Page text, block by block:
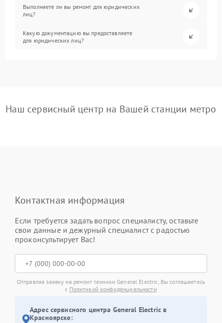
Выполняете ли вы ремонт для юридических
лиц?
Какую документацию вы предоставляете
для юридических лиц?
Наш сервисный центр на Вашей станции метро
Контактная информация
Если требуется задать вопрос специалисту, оставьте
свои данные и дежурный специалист с радостью
проконсультирует Вас!
Отправляя заявку на ремонт техники General Electric, Вы соглашаетесь
с Политикой конфиденциальности
Адрес сервисного центра General Electric в
Красноярске: